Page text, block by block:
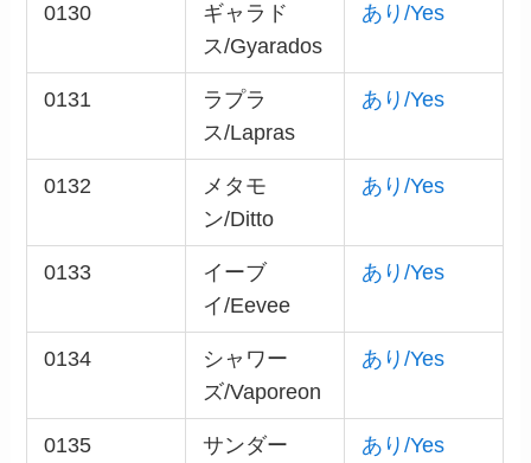
0130
ギャラド
ス/Gyarados
あり/Yes
0131
ラプラ
ス/Lapras
あり/Yes
0132
メタモ
ン/Ditto
あり/Yes
0133
イーブ
イ/Eevee
あり/Yes
0134
シャワー
ズ/Vaporeon
あり/Yes
0135
サンダー
あり/Yes